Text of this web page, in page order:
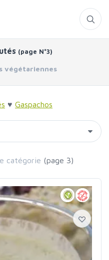
(page N°3)
végétariennes
♥ Gaspachos
catégorie (page 3)